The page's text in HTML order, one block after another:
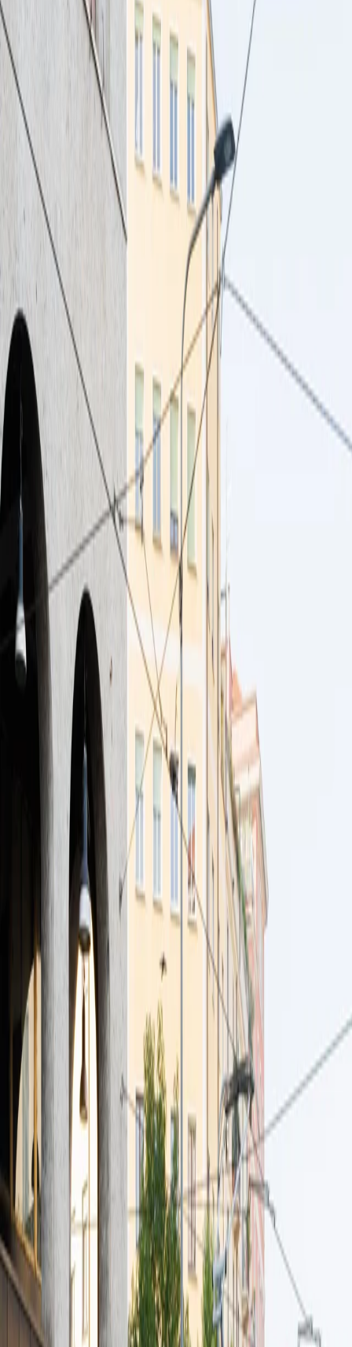
ES
¿Qué hierve en la olla?
Nuestros restaurantes
Eventos
El poder de la pasta
Iconos
Carbohidratos = Energía
Pasta en la carretera
Editorial
Be the pasta revolution
Impacto
Únete a nuestro equipo
Programa de fidelidad
Pedir ahora
Reservar